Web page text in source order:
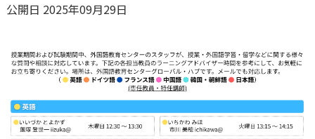
公開日 2025年09月29日